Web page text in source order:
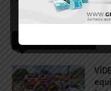
RELACIONADOS